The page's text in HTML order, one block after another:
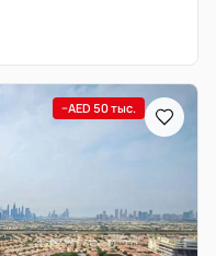
−AED 50 тыс.